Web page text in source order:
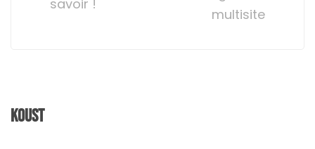
savoir !
multisite
Koust